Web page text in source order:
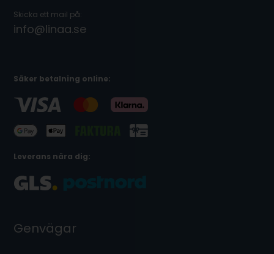
Skicka ett mail på:
info@linaa.se
Säker betalning online:
Leverans nära dig:
Genvägar